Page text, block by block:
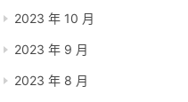
2023 年 10 月
2023 年 9 月
2023 年 8 月